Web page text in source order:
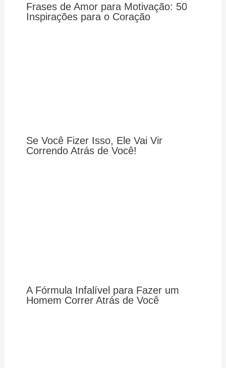
Frases de Amor para Motivação: 50
Inspirações para o Coração
Se Você Fizer Isso, Ele Vai Vir
Correndo Atrás de Você!
A Fórmula Infalível para Fazer um
Homem Correr Atrás de Você